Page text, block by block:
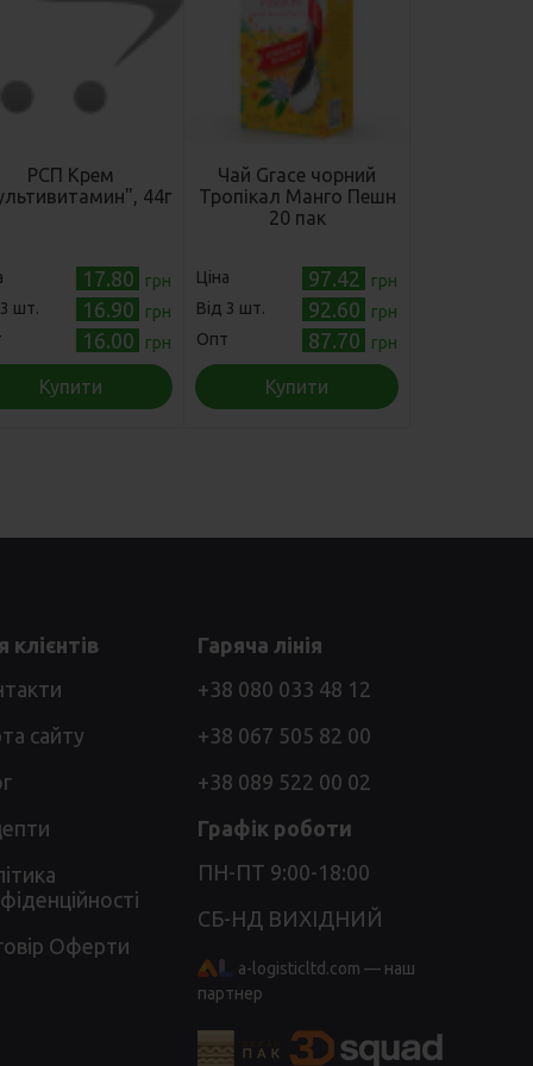
РСП Крем
44г
17.80
грн
шт.
16.90
грн
16.00 грн
Купити
Чай Grace чорний
Тропікал Манго Пешн
20 пак
Ціна 97.42
грн
Від 3 шт.
92.60
грн
Опт
87.70 грн
Купити
клієнтів
сайту
Оферти
Гаряча лінія
+38 080 033 48 12
+38 067 505 82 00
+38 089 522 00 02
Графік роботи
ПН-ПТ 9:00-18:00
СБ-НД ВИХІДНИЙ
a-logisticltd.com — наш
партнер